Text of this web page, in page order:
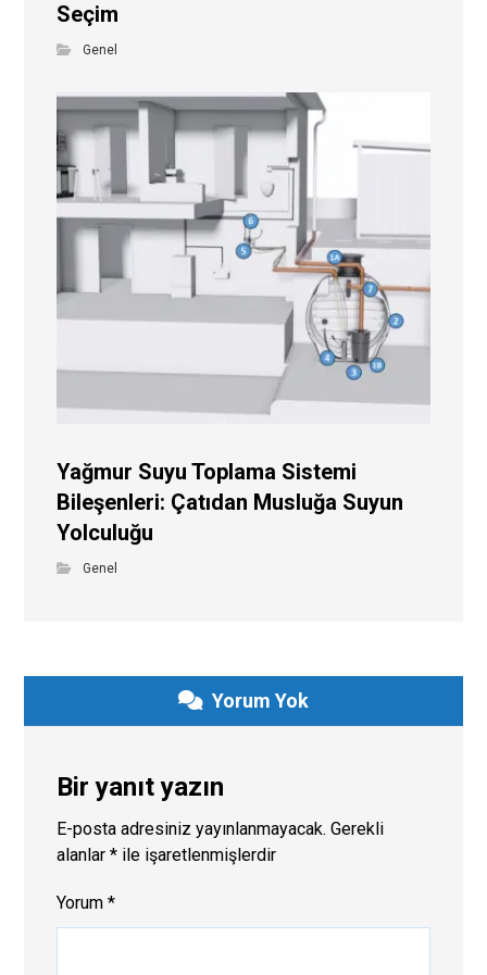
Seçim
Genel
Yağmur Suyu Toplama Sistemi
Bileşenleri: Çatıdan Musluğa Suyun
Yolculuğu
Genel
Yorum Yok
Bir yanıt yazın
E-posta adresiniz yayınlanmayacak. Gerekli
alanlar* ile işaretlenmişlerdir
Yorum*